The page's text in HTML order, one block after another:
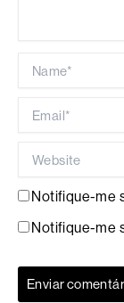
Notifique-me
Notifique-me